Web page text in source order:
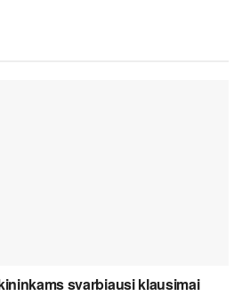
svarbiausi klausimai